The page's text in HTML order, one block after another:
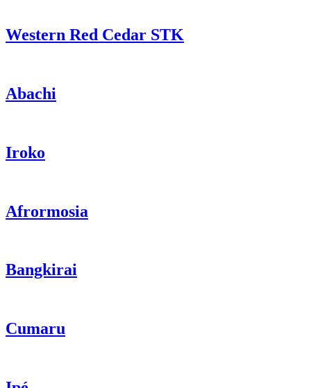
Western Red Cedar STK
Abachi
Iroko
Afrormosia
Bangkirai
Cumaru